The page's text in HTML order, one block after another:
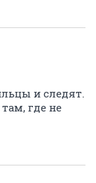
и следят.
где не